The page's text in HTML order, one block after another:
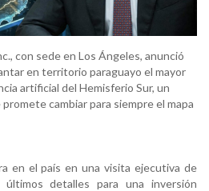
con sede en Los Ángeles, anunció
en territorio paraguayo el mayor
artificial del Hemisferio Sur, un
cambiar para siempre el mapa
en el país en una visita ejecutiva de
detalles para una inversión